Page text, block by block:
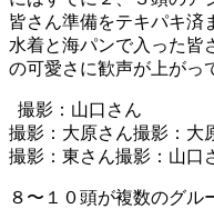
皆さん準備をテキパキ済
水着と海パンで入った皆
の可愛さに歓声が上がっ
撮影：山口さん
撮影：大原さん撮影：大
撮影：東さん撮影：山口
８〜１０頭が複数のグル